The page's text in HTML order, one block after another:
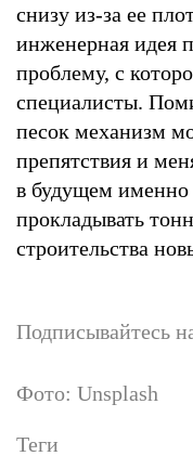
снизу из-за ее
инженерная идея
проблему, с
специалисты.
песок механизм
препятствия и
в будущем именно
прокладывать
строительства
Подписывайтесь
Фото: Unsplash
Теги